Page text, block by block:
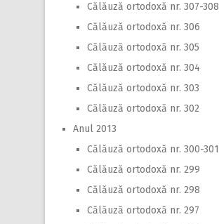
Călăuză ortodoxă nr. 307-308
Călăuză ortodoxă nr. 306
Călăuză ortodoxă nr. 305
Călăuză ortodoxă nr. 304
Călăuză ortodoxă nr. 303
Călăuză ortodoxă nr. 302
Anul 2013
Călăuză ortodoxă nr. 300-301
Călăuză ortodoxă nr. 299
Călăuză ortodoxă nr. 298
Călăuză ortodoxă nr. 297